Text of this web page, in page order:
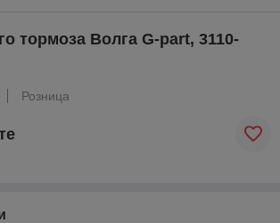
тормоза Волга G-part, 3110-
Розница